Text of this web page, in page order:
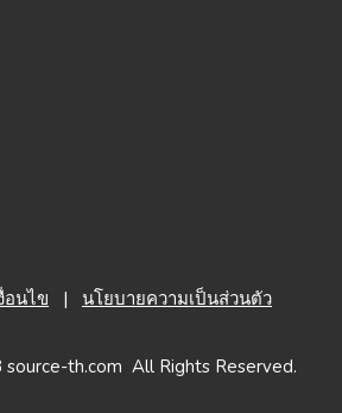
อนไข | นโยบายความเป็นส่วนตัว
th.com All Rights Reserved.